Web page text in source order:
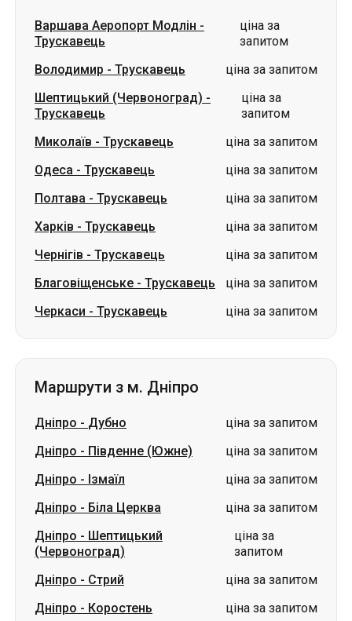
Варшава Аеропорт Модлін -
Трускавець
ціна за
запитом
Володимир - Трускавець
ціна за запитом
Шептицький (Червоноград) -
Трускавець
ціна за
запитом
Миколаїв - Трускавець
ціна за запитом
Одеса - Трускавець
ціна за запитом
Полтава - Трускавець
ціна за запитом
Харків - Трускавець
ціна за запитом
Чернігів - Трускавець
ціна за запитом
Благовіщенське - Трускавець
ціна за запитом
Черкаси - Трускавець ціна за запитом
Маршрути з м. Дніпро
Дніпро - Дубно
ціна за запитом
Дніпро - Південне (Южне)
ціна за запитом
Дніпро - Ізмаїл
ціна за запитом
Дніпро - Біла Церква
ціна за запитом
Дніпро - Шептицький
(Червоноград)
ціна за
запитом
Дніпро - Стрий
ціна за запитом
Дніпро - Коростень
ціна за запитом